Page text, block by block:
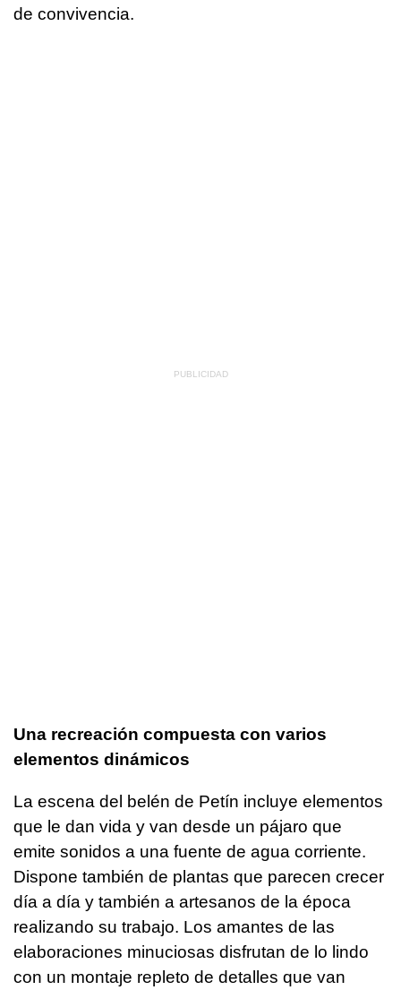
de convivencia.
Una recreación compuesta con varios
elementos dinámicos
La escena del belén de Petín incluye elementos
que le dan vida y van desde un pájaro que
emite sonidos a una fuente de agua corriente.
Dispone también de plantas que parecen crecer
día a día y también a artesanos de la época
realizando su trabajo. Los amantes de las
elaboraciones minuciosas disfrutan de lo lindo
con un montaje repleto de detalles que van